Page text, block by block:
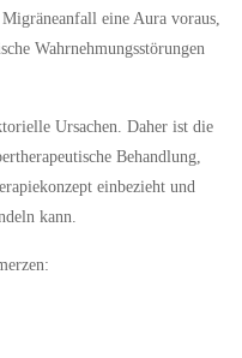
eine Aura voraus,
Wahrnehmungsstörungen
Ursachen. Daher ist die
Behandlung,
einbezieht und
kann.